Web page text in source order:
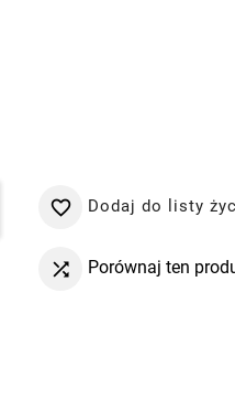
 Dodaj do listy
 Porównaj ten